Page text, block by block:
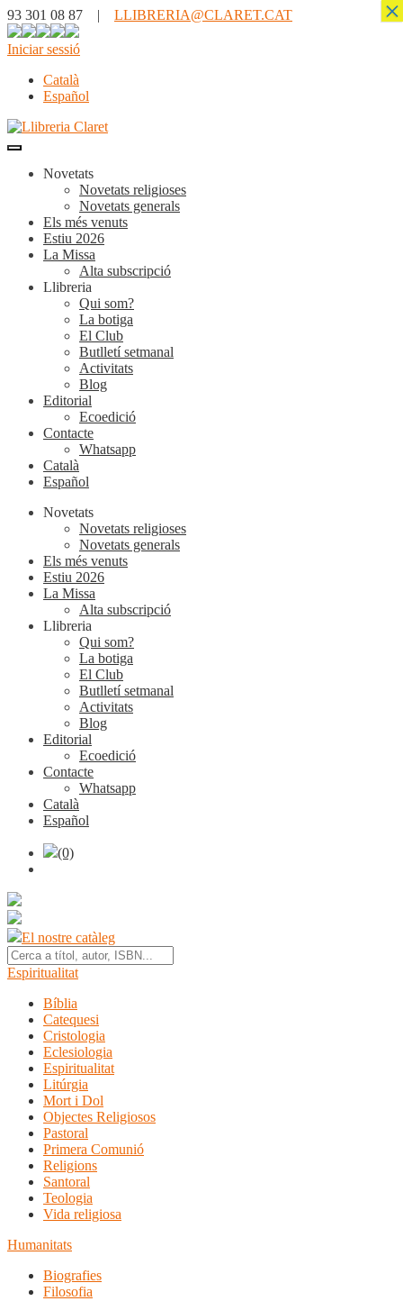
93 301 08 87 | LLIBRERIA@CLARET.CAT
Iniciar sessió
Català
Español
Novetats
Novetats religioses
Novetats generals
Els més venuts
Estiu 2026
La Missa
Alta subscripció
Llibreria
Qui som?
La botiga
El Club
Butlletí setmanal
Activitats
Blog
Editorial
Ecoedició
Contacte
Whatsapp
Català
Español
Novetats
Novetats religioses
Novetats generals
Els més venuts
Estiu 2026
La Missa
Alta subscripció
Llibreria
Qui som?
La botiga
El Club
Butlletí setmanal
Activitats
Blog
Editorial
Ecoedició
Contacte
Whatsapp
Català
Español
(0)
El nostre catàleg
Espiritualitat
Bíblia
Catequesi
Cristologia
Eclesiologia
Espiritualitat
Litúrgia
Mort i Dol
Objectes Religiosos
Pastoral
Primera Comunió
Religions
Santoral
Teologia
Vida religiosa
Humanitats
Biografies
Filosofia
×